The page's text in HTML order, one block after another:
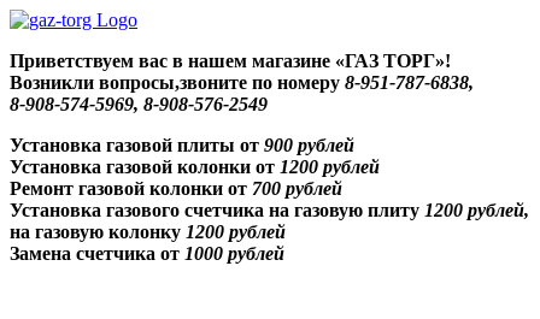
Skip
content
Приветствуем вас в нашем магазине «ГАЗ ТОРГ»!
Возникли вопросы,звоните по номеру 8-951-787-6838,
8-908-574-5969, 8-908-576-2549
Установка газовой плиты от 900 рублей
Установка газовой колонки от 1200 рублей
Ремонт газовой колонки от 700 рублей
Установка газового счетчика на газовую плиту 1200 рублей,
на газовую колонку 1200 рублей
Замена счетчика от 1000 рублей